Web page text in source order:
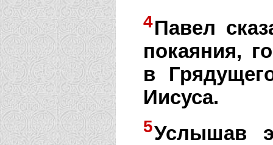
4Павел
покаяния,
в
Иисуса.
5Услышав